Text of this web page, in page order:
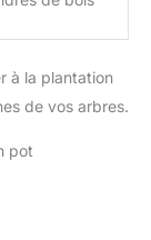
à la plantation
de vos arbres.
pot